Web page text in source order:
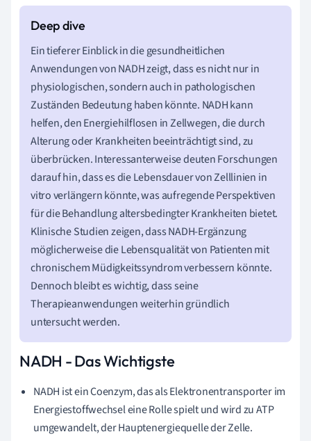
Ein tieferer Einblick in die gesundheitlichen
Anwendungen von NADH zeigt, dass es nicht nur in
physiologischen, sondern auch in pathologischen
Zuständen Bedeutung haben könnte. NADH kann
helfen, den Energiehilflosen in Zellwegen, die durch
Alterung oder Krankheiten beeinträchtigt sind, zu
überbrücken. Interessanterweise deuten Forschungen
darauf hin, dass es die Lebensdauer von Zelllinien in
vitro verlängern könnte, was aufregende Perspektiven
für die Behandlung altersbedingter Krankheiten bietet.
Klinische Studien zeigen, dass NADH-Ergänzung
möglicherweise die Lebensqualität von Patienten mit
chronischem Müdigkeitssyndrom verbessern könnte.
Dennoch bleibt es wichtig, dass seine
Therapieanwendungen weiterhin gründlich
untersucht werden.
NADH - Das Wichtigste
NADH ist ein Coenzym, das als Elektronentransporter im
Energiestoffwechsel eine Rolle spielt und wird zu ATP
umgewandelt, der Hauptenergiequelle der Zelle.